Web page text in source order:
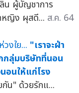
ผู้บัญชาการ
หญิง ผุสดี... ส.ค. 64
"เราจะฝ่า
กลุ่มบริษัทที่นอน
อนให้แก่โรง
น" ด้วยรักแ...